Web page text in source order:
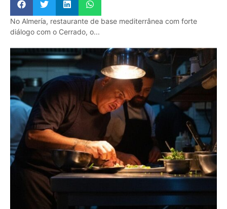
No Almería, restaurante de base mediterrânea com forte
diálogo com o Cerrado, o...